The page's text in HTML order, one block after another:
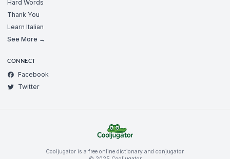
Hard Words
Thank You
Learn Italian
See More →
CONNECT
Facebook
Twitter
Cooljugator is a free online dictionary and conjugator.